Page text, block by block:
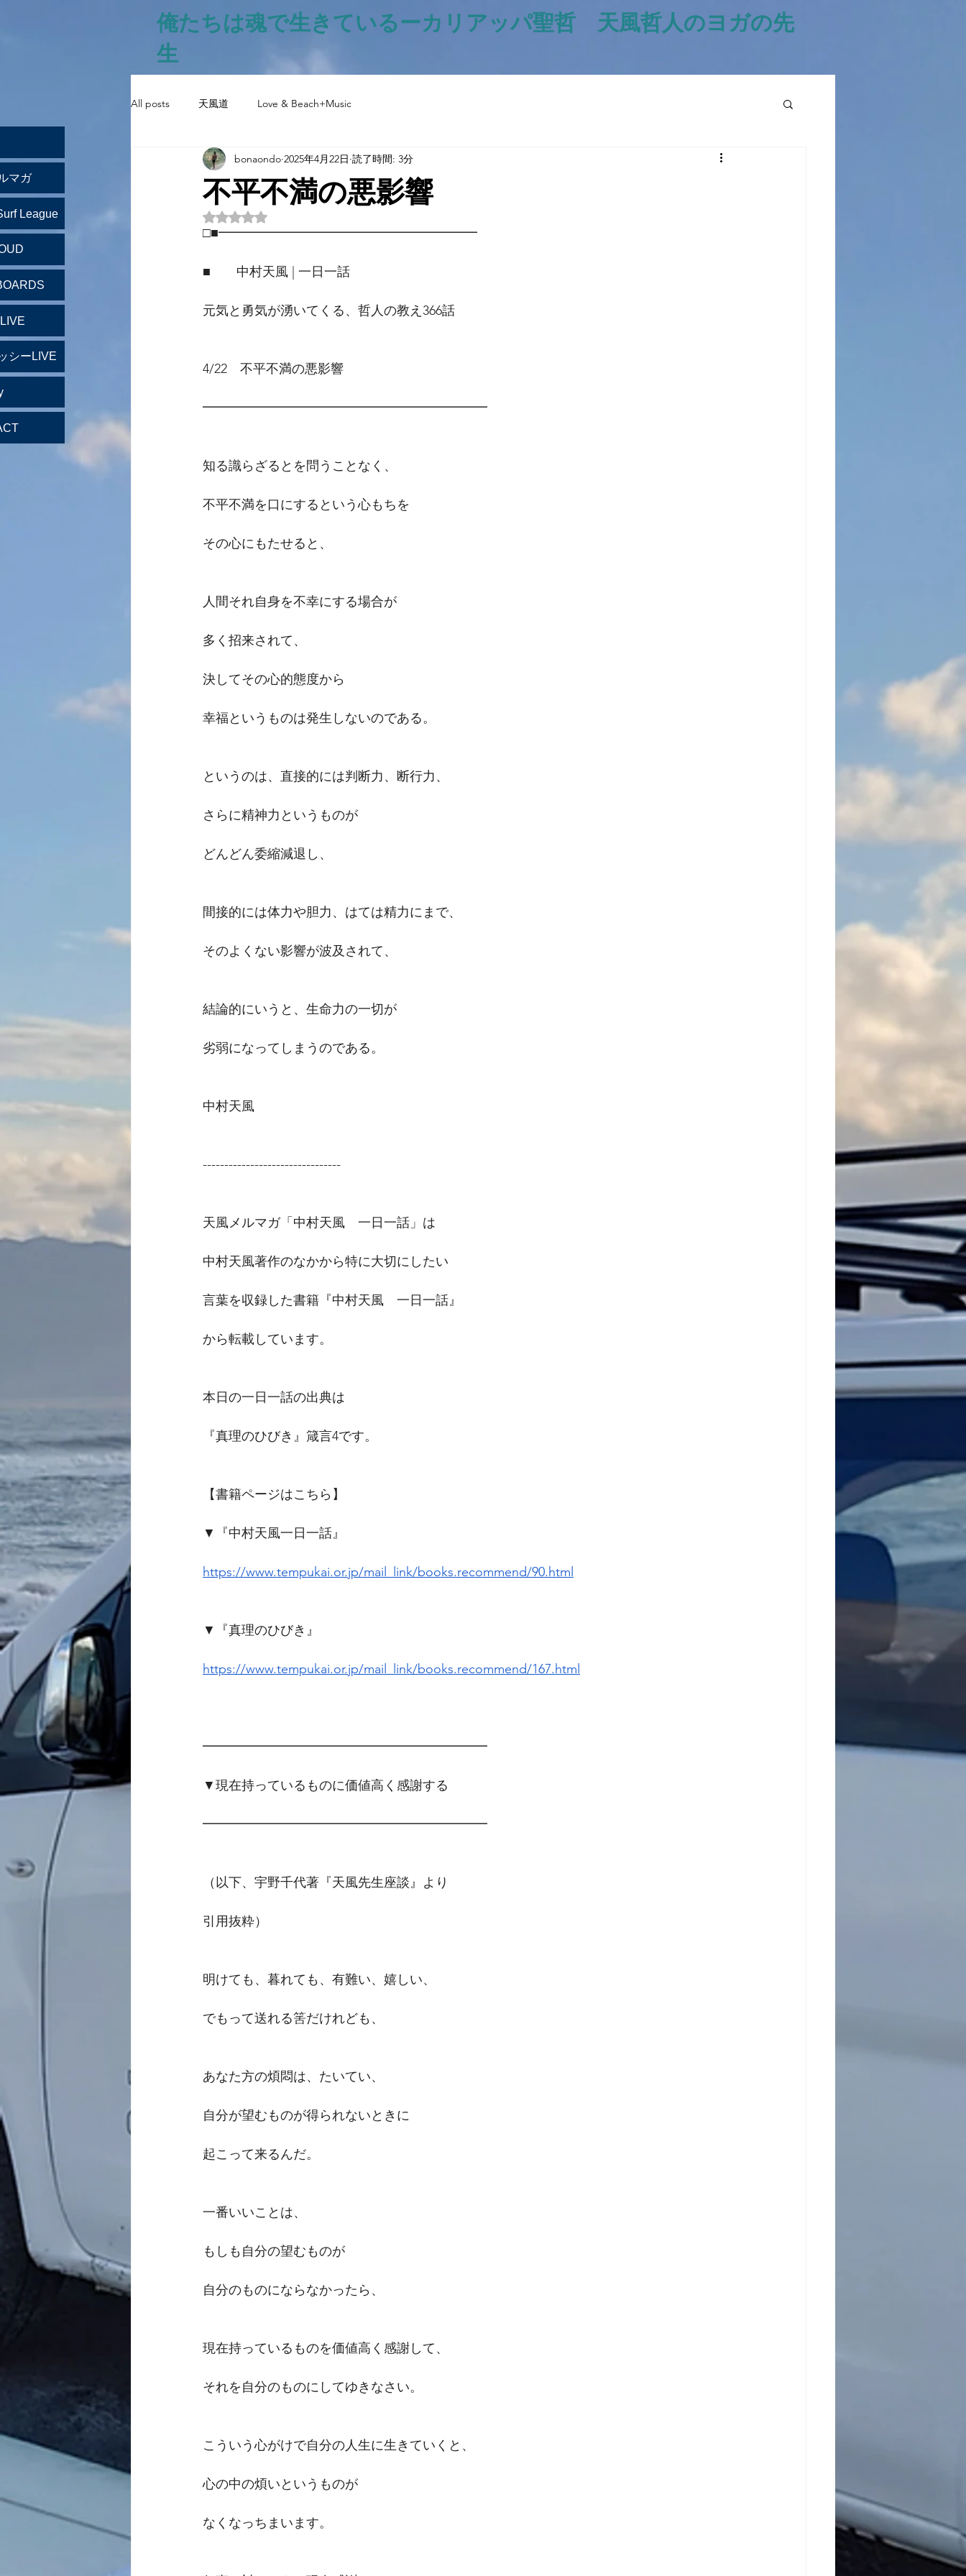
俺たちは魂で生きているー​カリアッパ聖哲 天風哲人のヨガの先
生
All posts 天風道 Love & Beach+Music
不平不満の悪影響
bonaondo 2025年4月22日 読了時間: 3分
5つ星のうちNaNと評価されています。
□■━━━━━━━━━━━━━━━━━━━━
■　　中村天風 | 一日一話
元気と勇気が湧いてくる、哲人の教え366話
4/22　不平不満の悪影響
━━━━━━━━━━━━━━━━━━━━━━
知る識らざるとを問うことなく、
不平不満を口にするという心もちを
その心にもたせると、
人間それ自身を不幸にする場合が
多く招来されて、
決してその心的態度から
幸福というものは発生しないのである。
というのは、直接的には判断力、断行力、
さらに精神力というものが
どんどん委縮減退し、
間接的には体力や胆力、はては精力にまで、
そのよくない影響が波及されて、
結論的にいうと、生命力の一切が
劣弱になってしまうのである。
中村天風
--------------------------------
天風メルマガ「中村天風　一日一話」は
中村天風著作のなかから特に大切にしたい
言葉を収録した書籍『中村天風　一日一話』
から転載しています。
本日の一日一話の出典は
『真理のひびき』箴言4です。
【書籍ページはこちら】
▼『中村天風一日一話』
https://www.tempukai.or.jp/mail_link/books.recommend/90.html
▼『真理のひびき』
https://www.tempukai.or.jp/mail_link/books.recommend/167.html
━━━━━━━━━━━━━━━━━━━━━━
▼現在持っているものに価値高く感謝する
━━━━━━━━━━━━━━━━━━━━━━
（以下、宇野千代著『天風先生座談』より
引用抜粋）
明けても、暮れても、有難い、嬉しい、
でもって送れる筈だけれども、
あなた方の煩悶は、たいてい、
自分が望むものが得られないときに
起こって来るんだ。
一番いいことは、
もしも自分の望むものが
自分のものにならなかったら、
現在持っているものを価値高く感謝して、
それを自分のものにしてゆきなさい。
こういう心がけで自分の人生に生きていくと、
心の中の煩いというものが
なくなっちまいます。
マガ
League
シーLIVE